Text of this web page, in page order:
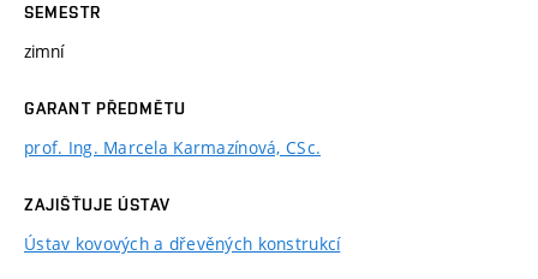
SEMESTR
zimní
GARANT PŘEDMĚTU
prof. Ing. Marcela Karmazínová, CSc.
ZAJIŠŤUJE ÚSTAV
Ústav kovových a dřevěných konstrukcí